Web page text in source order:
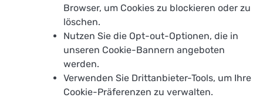
Browser, um Cookies zu blockieren oder zu
löschen.
Nutzen Sie die Opt-out-Optionen, die in
unseren Cookie-Bannern angeboten
werden.
Verwenden Sie Drittanbieter-Tools, um Ihre
Cookie-Präferenzen zu verwalten.